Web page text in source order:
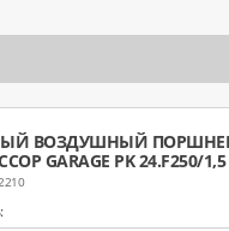
ВОЗДУШНЫЙ
GARAGE PK 24.F250/1,5